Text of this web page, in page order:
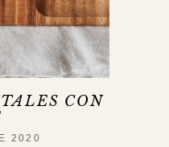
CON
2020